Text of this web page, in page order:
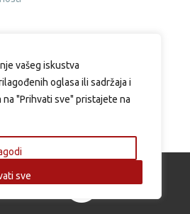
vašeg iskustva
oglasa ili sadržaja i
"Prihvati sve" pristajete na
sve
by: